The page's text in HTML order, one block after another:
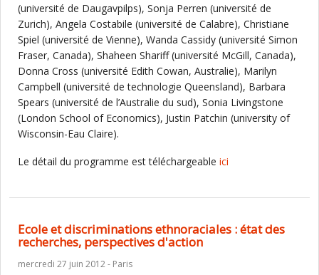
(université de Daugavpilps), Sonja Perren (université de
Zurich), Angela Costabile (université de Calabre), Christiane
Spiel (université de Vienne), Wanda Cassidy (université Simon
Fraser, Canada), Shaheen Shariff (université McGill, Canada),
Donna Cross (université Edith Cowan, Australie), Marilyn
Campbell (université de technologie Queensland), Barbara
Spears (université de l’Australie du sud), Sonia Livingstone
(London School of Economics), Justin Patchin (university of
Wisconsin-Eau Claire).
Le détail du programme est téléchargeable ici
Ecole et discriminations ethnoraciales : état des
recherches, perspectives d'action
mercredi 27 juin 2012 - Paris